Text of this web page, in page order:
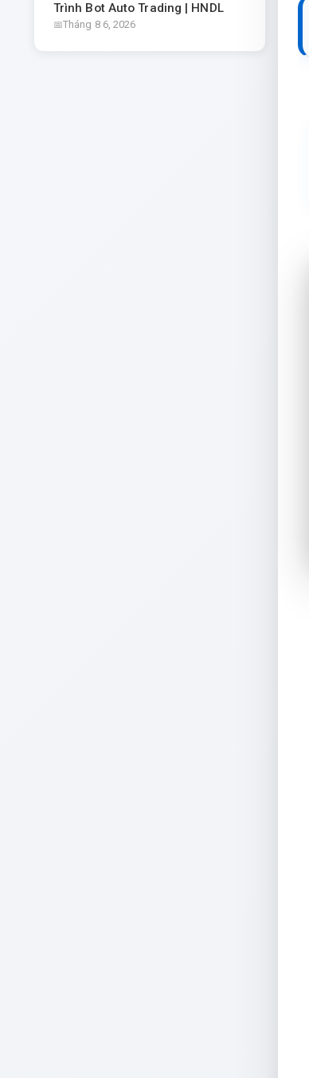
Trình Bot Auto Trading | HNDL
Tháng 8 6, 2026